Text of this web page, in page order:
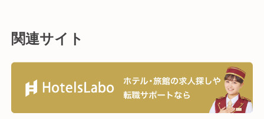
関連サイト